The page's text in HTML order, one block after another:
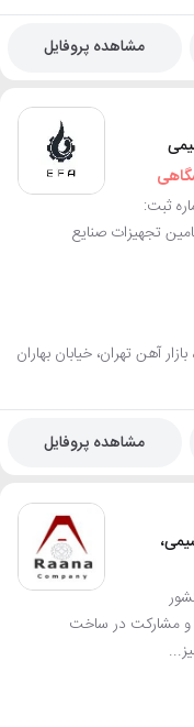
مشاهده پروفایل
ثبت:
در زمینه تامین تجهیزات صنایع
بازار آهن تهران، خیابان بهاران
مشاهده پروفایل
406075134 در کشور
و مشارکت در ساخت